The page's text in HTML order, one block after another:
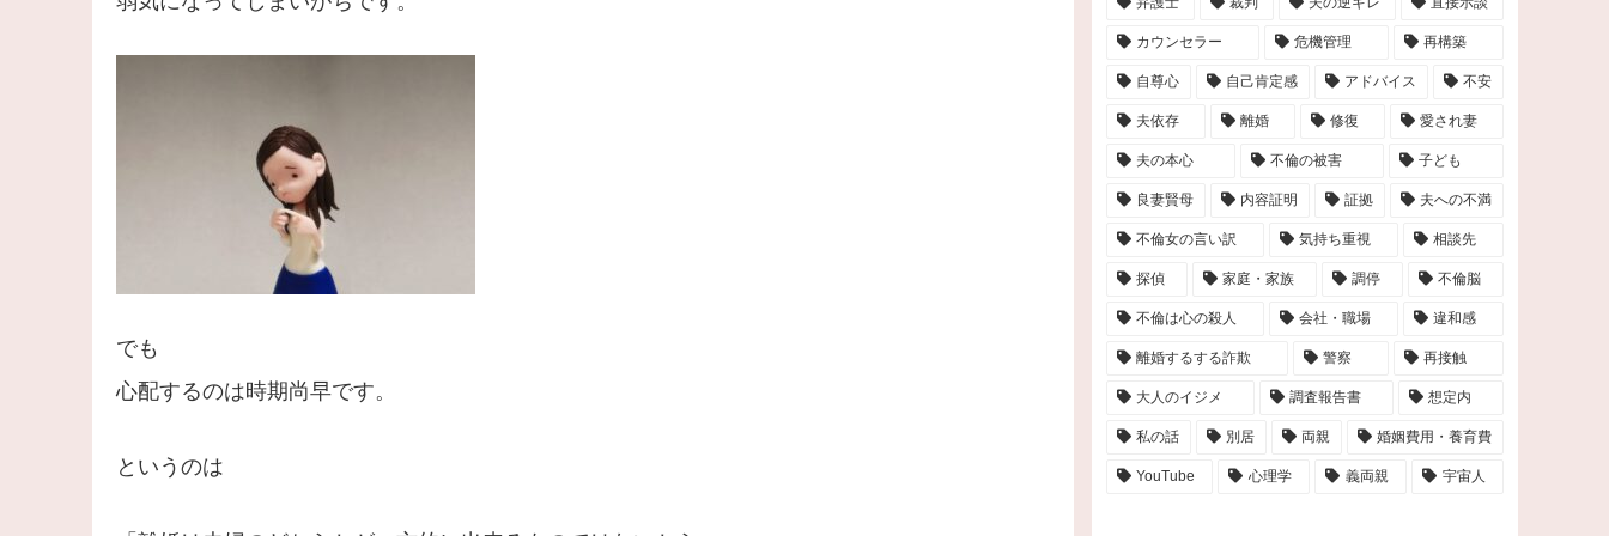
でも
心配するのは時期尚早です。
というのは
カウンセラー 危機管理 再構築
自尊心 自己肯定感 アドバイス 不安
夫依存 離婚 修復 愛され妻
夫の本心 不倫の被害 子ども
良妻賢母 内容証明 証拠 夫への不満
不倫女の言い訳 気持ち重視 相談先
探偵 家庭・家族 調停 不倫脳
不倫は心の殺人 会社・職場 違和感
離婚するする詐欺 警察 再接触
大人のイジメ 調査報告書 想定内
私の話 別居 両親 婚姻費用・養育費
YouTube 心理学 義両親 宇宙人